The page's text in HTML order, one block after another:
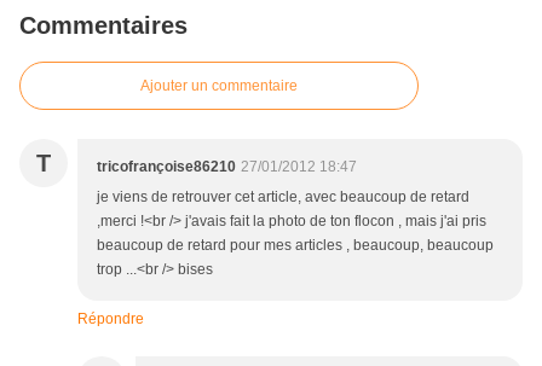
Commentaires
Ajouter un commentaire
T tricofrançoise86210 27/01/2012 18:47
je viens de retrouver cet article, avec beaucoup de retard
,merci !<br /> j'avais fait la photo de ton flocon , mais j'ai pris
beaucoup de retard pour mes articles , beaucoup, beaucoup
trop ...<br /> bises
Répondre